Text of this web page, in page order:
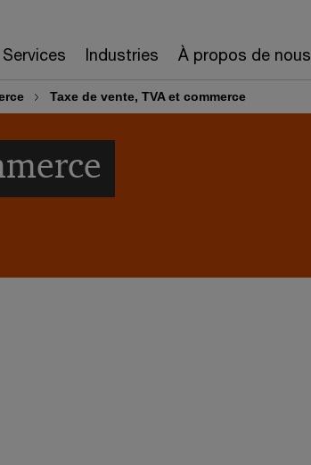
Services Industries À propos de nous
Taxe de vente, TVA et commerce